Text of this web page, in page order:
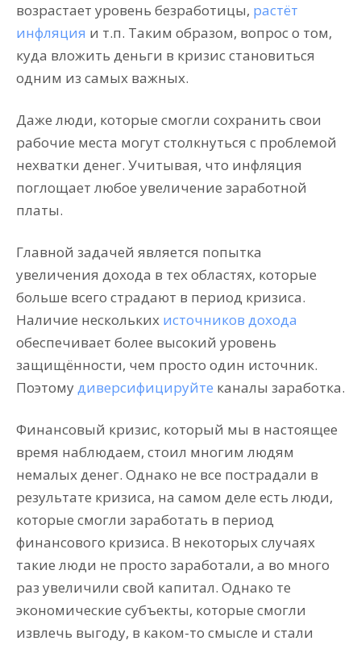
возрастает уровень безработицы, растёт
инфляция и т.п. Таким образом, вопрос о том,
куда вложить деньги в кризис становиться
одним из самых важных.
Даже люди, которые смогли сохранить свои
рабочие места могут столкнуться с проблемой
нехватки денег. Учитывая, что инфляция
поглощает любое увеличение заработной
платы.
Главной задачей является попытка
увеличения дохода в тех областях, которые
больше всего страдают в период кризиса.
Наличие нескольких источников дохода
обеспечивает более высокий уровень
защищённости, чем просто один источник.
Поэтомудиверсифицируйте каналы заработка.
Финансовый кризис, который мы в настоящее
время наблюдаем, стоил многим людям
немалых денег. Однако не все пострадали в
результате кризиса, на самом деле есть люди,
которые смогли заработать в период
финансового кризиса. В некоторых случаях
такие люди не просто заработали, а во много
раз увеличили свой капитал. Однако те
экономические субъекты, которые смогли
извлечь выгоду, в каком-то смысле и стали